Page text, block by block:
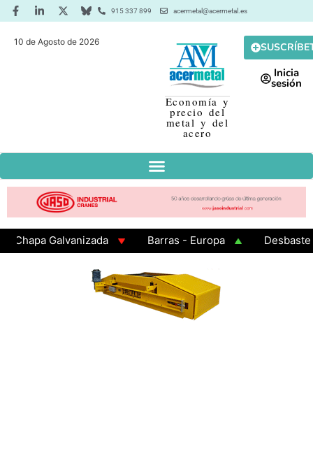
915 337 899 acermetal@acermetal.es
10 de Agosto de 2026
Economía y
precio del
metal y del
acero
Inicia
sesión
Galvanizada Barras - Europa
Desbaste -